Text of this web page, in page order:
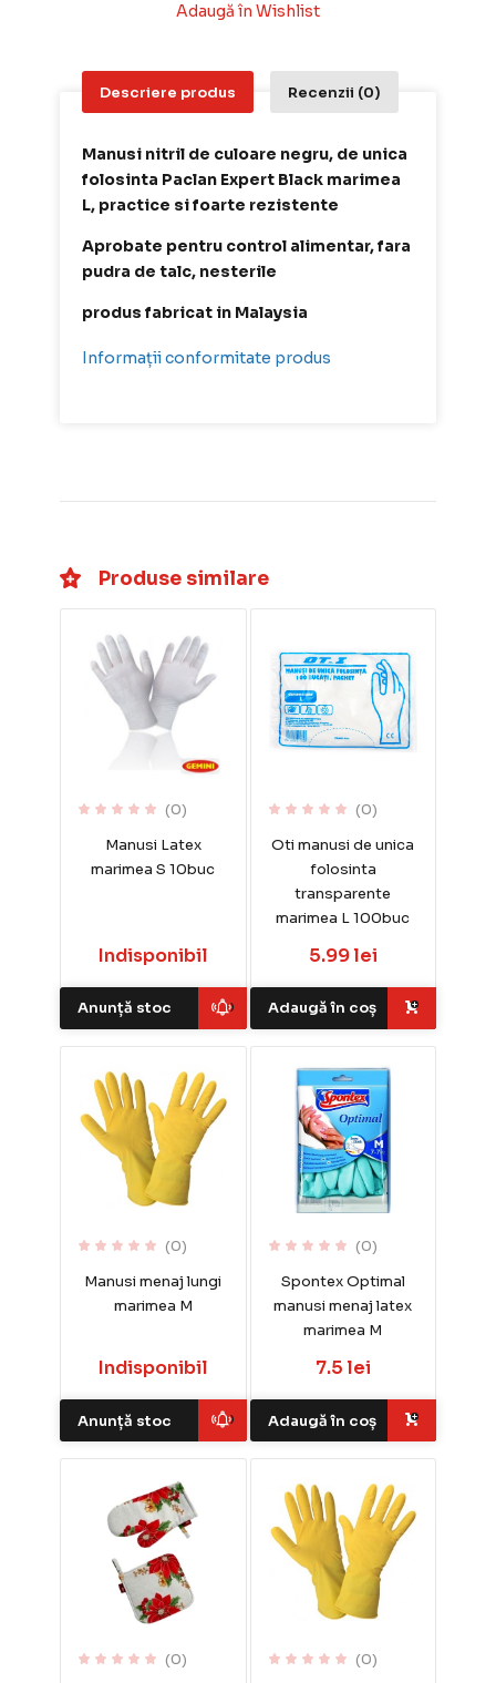
Adaugă în Wishlist
Descriere produs Recenzii (0)
Manusi nitril de culoare negru, de unica
folosinta Paclan Expert Black marimea
L, practice si foarte rezistente
Aprobate pentru control alimentar, fara
pudra de talc, nesterile
produs fabricat in Malaysia
Informații conformitate produs
Produse similare
(0)
Manusi Latex
marimea S 10buc
Indisponibil
Anunță stoc
(0)
Oti manusi de unica
folosinta
transparente
marimea L 100buc
5.99 lei
Adaugă în coș
(0)
Manusi menaj lungi
marimea M
Indisponibil
Anunță stoc
(0)
Spontex Optimal
manusi menaj latex
marimea M
7.5 lei
Adaugă în coș
(0) (0)